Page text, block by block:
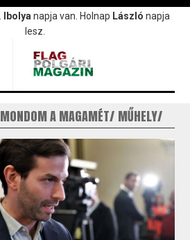
Ibolya napja van. Holnap László napja
lesz.
MONDOM A MAGAMÉT MŰHELY